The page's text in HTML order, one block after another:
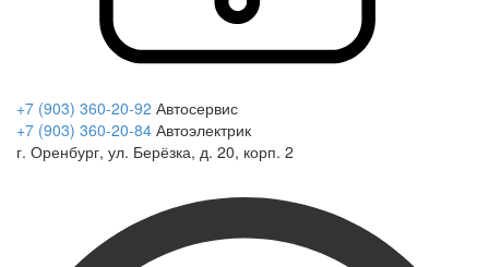
+7 (903) 360-20-92 Автосервис
+7 (903) 360-20-84 Автоэлектрик
г. Оренбург, ул. Берёзка, д. 20, корп. 2